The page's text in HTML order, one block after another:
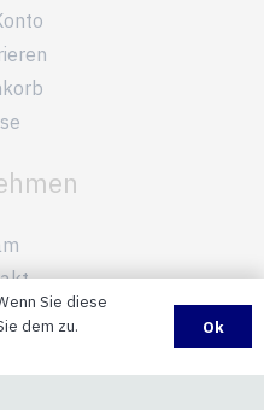
Sie diese
dem zu.
Ok